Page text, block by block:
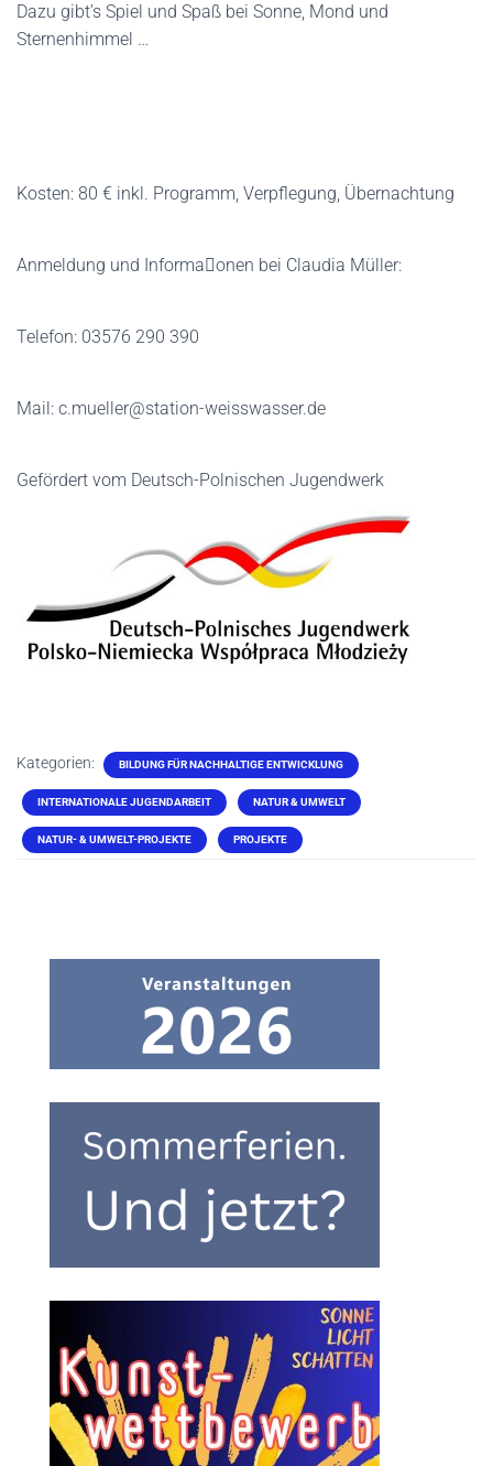
Dazu gibt’s Spiel und Spaß bei Sonne, Mond und
Sternenhimmel …
Kosten: 80 € inkl. Programm, Verpflegung, Übernachtung
Anmeldung und Informa􀆟onen bei Claudia Müller:
Telefon: 03576 290 390
Mail: c.mueller@station-weisswasser.de
Gefördert vom Deutsch-Polnischen Jugendwerk
Kategorien: BILDUNG FÜR NACHHALTIGE ENTWICKLUNG
INTERNATIONALE JUGENDARBEIT NATUR & UMWELT
NATUR- & UMWELT-PROJEKTE PROJEKTE